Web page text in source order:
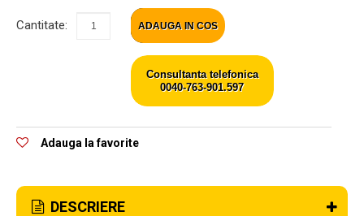
Cantitate: ADAUGA IN COS
Consultanta telefonica
0040-763-901.597
Adauga la favorite
DESCRIERE